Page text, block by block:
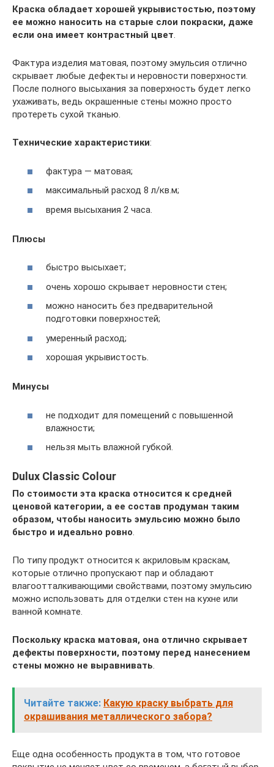
Краска обладает хорошей укрывистостью, поэтому
ее можно наносить на старые слои покраски, даже
если она имеет контрастный цвет.
Фактура изделия матовая, поэтому эмульсия отлично
скрывает любые дефекты и неровности поверхности.
После полного высыхания за поверхность будет легко
ухаживать, ведь окрашенные стены можно просто
протереть сухой тканью.
Технические характеристики:
фактура — матовая;
максимальный расход 8 л/кв.м;
время высыхания 2 часа.
Плюсы
быстро высыхает;
очень хорошо скрывает неровности стен;
можно наносить без предварительной
подготовки поверхностей;
умеренный расход;
хорошая укрывистость.
Минусы
не подходит для помещений с повышенной
влажности;
нельзя мыть влажной губкой.
Dulux Classic Colour
По стоимости эта краска относится к средней
ценовой категории, а ее состав продуман таким
образом, чтобы наносить эмульсию можно было
быстро и идеально ровно.
По типу продукт относится к акриловым краскам,
которые отлично пропускают пар и обладают
влагоотталкивающими свойствами, поэтому эмульсию
можно использовать для отделки стен на кухне или
ванной комнате.
Поскольку краска матовая, она отлично скрывает
дефекты поверхности, поэтому перед нанесением
стены можно не выравнивать.
Читайте также: Какую краску выбрать для
окрашивания металлического забора?
Еще одна особенность продукта в том, что готовое